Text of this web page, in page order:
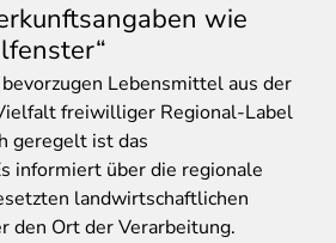
wie
Lebensmittel aus der
freiwilliger Regional-Label
geregelt ist das
informiert über die regionale
landwirtschaftlichen
den Ort der Verarbeitung.